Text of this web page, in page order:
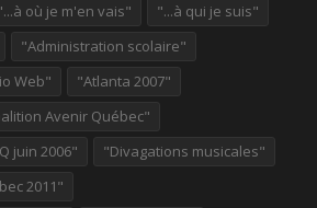
où je m'en vais"
"...à qui je suis"
"Administration scolaire"
Web"
"Atlanta 2007"
Avenir Québec"
juin 2006"
"Divagations musicales"
2011"